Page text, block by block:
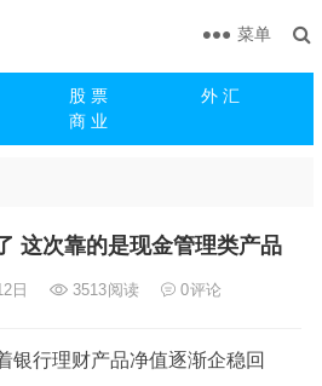
股 票
外 汇
商 业
菜单
这次靠的是现金管理类产品
日 3513阅读 0评论
银行理财产品净值逐渐企稳回